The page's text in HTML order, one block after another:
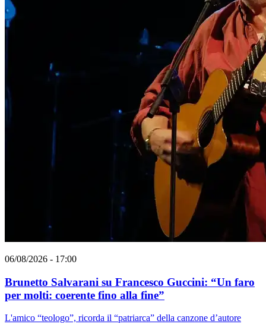
06/08/2026 - 17:00
Brunetto Salvarani su Francesco Guccini: “Un faro
per molti: coerente fino alla fine”
L'amico “teologo”, ricorda il “patriarca” della canzone d’autore